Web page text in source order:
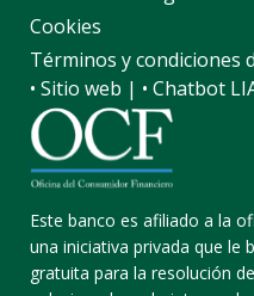
Cookies
Términos y condiciones
• Sitio web | • Chatbot
Este banco es afiliado a la
una iniciativa privada que le
gratuita para la resolución